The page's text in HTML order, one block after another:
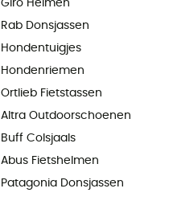
Giro Helmen
Rab Donsjassen
Hondentuigjes
Hondenriemen
Ortlieb Fietstassen
Altra Outdoorschoenen
Buff Colsjaals
Abus Fietshelmen
Patagonia Donsjassen